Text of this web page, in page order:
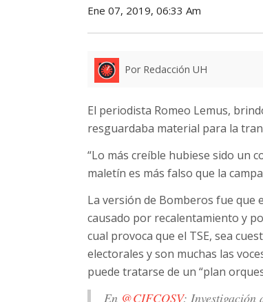
Ene 07, 2019, 06:33 Am
Por Redacción UH
El periodista Romeo Lemus,
resguardaba material para la
“Lo más creíble hubiese sido un
maletín es más falso que la
La versión de Bomberos fue que
causado por recalentamiento y
cual provoca que el TSE, sea
electorales y son muchas las
puede tratarse de un “plan
En @CIFCOSV: Investigación